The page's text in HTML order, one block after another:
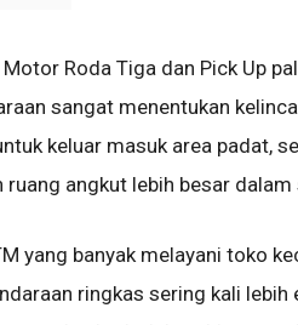
Roda Tiga dan Pick Up
sangat menentukan
keluar masuk area padat,
ruang angkut lebih besar dalam
yang banyak melayani toko
ringkas sering kali